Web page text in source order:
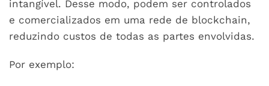
intangível. Desse modo, podem ser controlados
e comercializados em uma rede de blockchain,
reduzindo custos de todas as partes envolvidas.
Por exemplo: